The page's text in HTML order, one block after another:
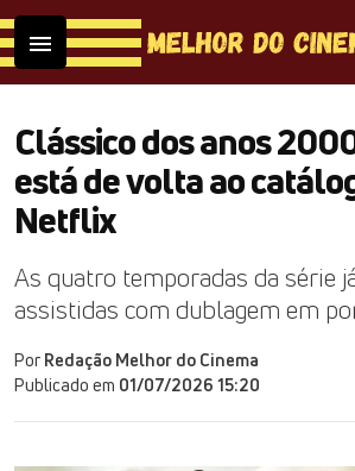
Clássico dos anos
está de volta ao
Netflix
As quatro temporadas da série
assistidas com dublagem em
Por Redação Melhor do Cinema
Publicado em 01/07/2026 15:20